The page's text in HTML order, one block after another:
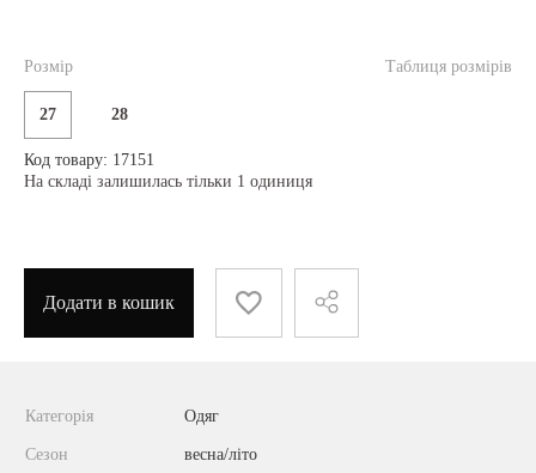
Таблиця розмірів
Розмір
27 28
Код товару: 17151
На складі залишилась тільки 1 одиниця
Додати в кошик
Категорія Одяг
Сезон весна/літо